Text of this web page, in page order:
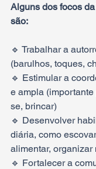
Alguns dos focos
são:
🔹 Trabalhar a
(barulhos, toques,
🔹 Estimular a
e ampla
se, brincar)
🔹 Desenvolver
diária, como
alimentar,
🔹 Fortalecer a